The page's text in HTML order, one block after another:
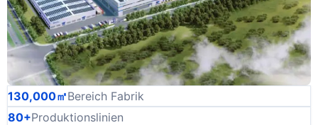
130,000㎡Bereich Fabrik
80+Produktionslinien